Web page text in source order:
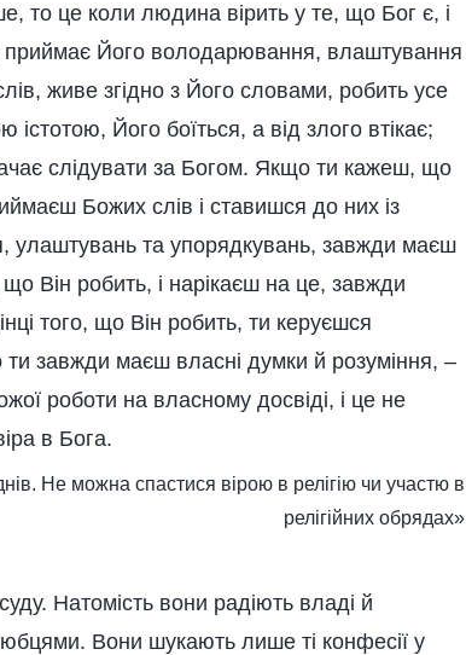
то це коли людина вірить у те, що Бог є, і
приймає Його володарювання, влаштування
живе згідно з Його словами, робить усе
Його боїться, а від злого втікає;
слідувати за Богом. Якщо ти кажеш, що
Божих слів і ставишся до них із
та упорядкувань, завжди маєш
Він робить, і нарікаєш на це, завжди
того, що Він робить, ти керуєшся
завжди маєш власні думки й розуміння, –
роботи на власному досвіді, і це не
в Бога.
Не можна спастися вірою в релігію чи участю в
релігійних обрядах»
Натомість вони радіють владі й
Вони шукають лише ті конфесії у